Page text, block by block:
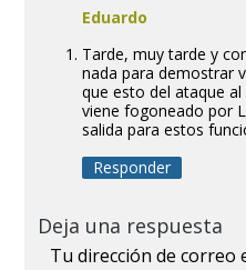
Eduardo
Tarde, muy tarde y
nada para demostrar
que esto del ataque
viene fogoneado por
salida para estos
Responder
Deja una respuesta
Tu dirección de correo